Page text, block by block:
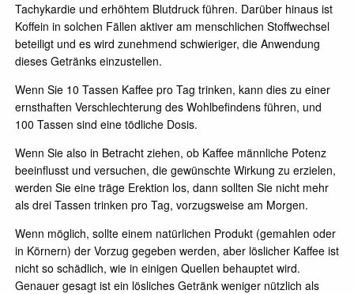
Tachykardie und erhöhtem Blutdruck führen. Darüber hinaus ist
Koffein in solchen Fällen aktiver am menschlichen Stoffwechsel
beteiligt und es wird zunehmend schwieriger, die Anwendung
dieses Getränks einzustellen.
Wenn Sie 10 Tassen Kaffee pro Tag trinken, kann dies zu einer
ernsthaften Verschlechterung des Wohlbefindens führen, und
100 Tassen sind eine tödliche Dosis.
Wenn Sie also in Betracht ziehen, ob Kaffee männliche Potenz
beeinflusst und versuchen, die gewünschte Wirkung zu erzielen,
werden Sie eine träge Erektion los, dann sollten Sie nicht mehr
als drei Tassen trinken pro Tag, vorzugsweise am Morgen.
Wenn möglich, sollte einem natürlichen Produkt (gemahlen oder
in Körnern) der Vorzug gegeben werden, aber löslicher Kaffee ist
nicht so schädlich, wie in einigen Quellen behauptet wird.
Genauer gesagt ist ein lösliches Getränk weniger nützlich als